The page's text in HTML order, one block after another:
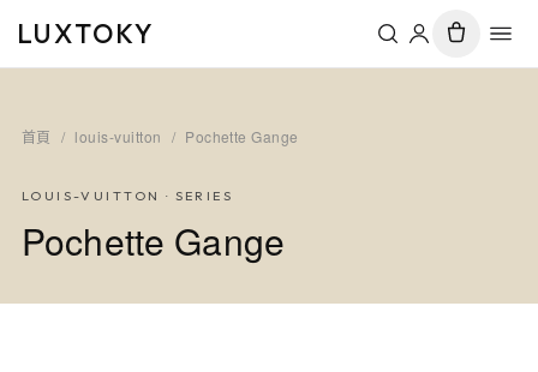
LUXTOKY
首頁 / louis-vuitton / Pochette Gange
LOUIS-VUITTON · SERIES
Pochette Gange